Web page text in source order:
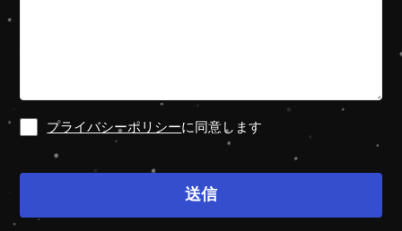
プライバシーポリシーに同意します
送信